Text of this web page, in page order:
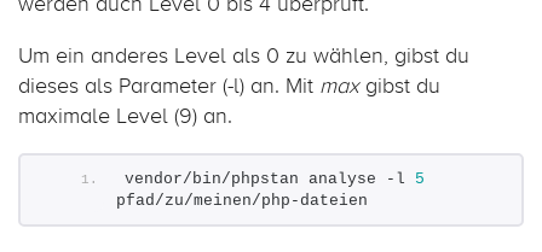
Um ein anderes Level als 0 zu wählen, gibst du
dieses als Parameter (-l) an. Mit maxgibst du
maximale Level (9) an.
vendor/bin/phpstan analyse -l 5
pfad/zu/meinen/php-dateien